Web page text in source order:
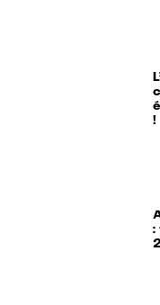
!
: